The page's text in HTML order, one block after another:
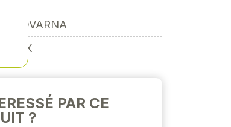
HUSQVARNA
525BX
PAR CE
?